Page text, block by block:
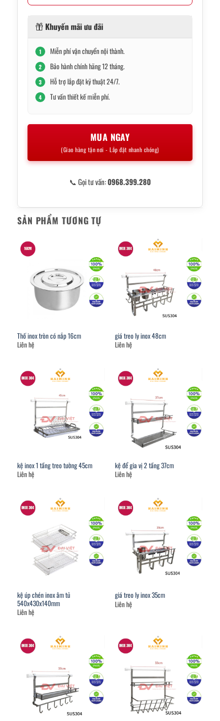
Khuyến mãi ưu đãi
1 Miễn phí vận chuyển nội thành.
2 Bảo hành chính hãng 12 tháng.
3 Hỗ trợ lắp đặt kỹ thuật 24/7.
4 Tư vấn thiết kế miễn phí.
MUA NGAY
(Giao hàng tận nơi - Lắp đặt nhanh chóng)
📞 Gọi tư vấn:0968.399.280
SẢN PHẨM TƯƠNG TỰ
Thố inox tròn có nắp 16cm
Liên hệ
giá treo ly inox 48cm
Liên hệ
kệ inox 1 tầng treo tường 45cm
Liên hệ
kệ để gia vị 2 tầng 37cm
Liên hệ
kệ úp chén inox âm tủ
540x430x140mm
Liên hệ
giá treo ly inox 35cm
Liên hệ